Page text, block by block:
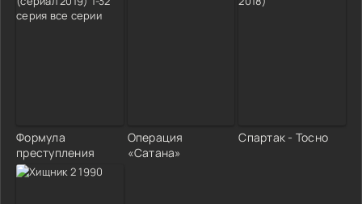
Формула
преступления
Операция
«Сатана»
Спартак - Тосно